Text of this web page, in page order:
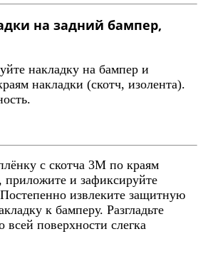
на задний бампер,
накладку на бампер и
накладки (скотч, изолента).
с скотча 3М по краям
приложите и зафиксируйте
извлеките защитную
к бамперу. Разгладьте
всей поверхности слегка